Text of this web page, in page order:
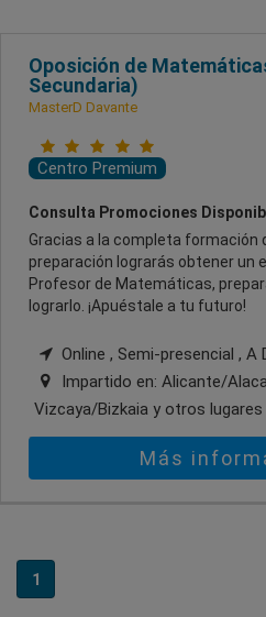
Oposición de
Secundaria)
MasterD Davante
Centro Premium
Consulta Promociones
Gracias a la completa formación
preparación lograrás obtener un
Profesor de Matemáticas,
lograrlo. ¡Apuéstale a tu futuro!
Online , Semi-presencial , A
Impartido en: Alicante/
Vizcaya/Bizkaia y otros lugares
Más
1